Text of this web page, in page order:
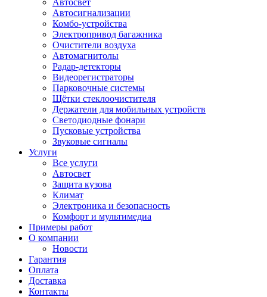
Автосвет
Автосигнализации
Комбо-устройства
Электропривод багажника
Очистители воздуха
Автомагнитолы
Радар-детекторы
Видеорегистраторы
Парковочные системы
Щётки стеклоочистителя
Держатели для мобильных устройств
Светодиодные фонари
Пусковые устройства
Звуковые сигналы
Услуги
Все услуги
Автосвет
Защита кузова
Климат
Электроника и безопасность
Комфорт и мультимедиа
Примеры работ
О компании
Новости
Гарантия
Оплата
Доставка
Контакты